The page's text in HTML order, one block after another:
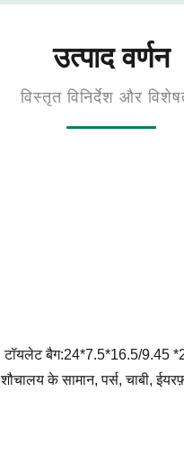
उत्पाद वर्णन
विस्तृत विनिर्देश और
बैग:24*7.5*16.5/9.45
के सामान, पर्स, चाबी,